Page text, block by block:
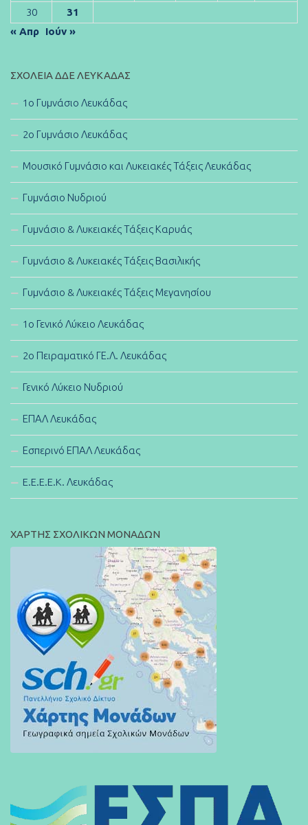
30
31
« Απρ Ιούν »
ΣΧΟΛΕΊΑ ΔΔΕ ΛΕΥΚΆΔΑΣ
1ο Γυμνάσιο Λευκάδας
2ο Γυμνάσιο Λευκάδας
Μουσικό Γυμνάσιο και Λυκειακές Τάξεις Λευκάδας
Γυμνάσιο Νυδριού
Γυμνάσιο & Λυκειακές Τάξεις Καρυάς
Γυμνάσιο & Λυκειακές Τάξεις Βασιλικής
Γυμνάσιο & Λυκειακές Τάξεις Μεγανησίου
1ο Γενικό Λύκειο Λευκάδας
2ο Πειραματικό ΓΕ.Λ. Λευκάδας
Γενικό Λύκειο Νυδριού
ΕΠΑΛ Λευκάδας
Εσπερινό ΕΠΑΛ Λευκάδας
E.E.E.E.K. Λευκάδας
ΧΑΡΤΗΣ ΣΧΟΛΙΚΩΝ ΜΟΝΑΔΩΝ